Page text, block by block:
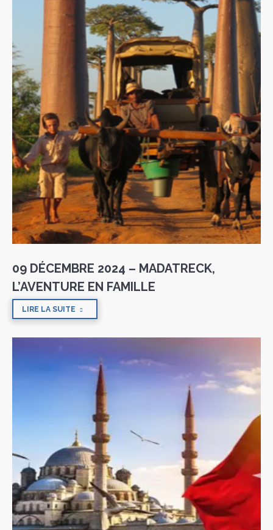
09 DÉCEMBRE 2024 – MADATRECK,
L’AVENTURE EN FAMILLE
LIRE LA SUITE